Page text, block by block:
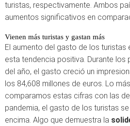
turistas, respectivamente. Ambos
aumentos significativos en
Vienen más turistas y gastan más
El aumento del gasto de los turistas
esta tendencia positiva. Durante los
del año, el gasto creció un
los 84,608 millones de euros. Lo
comparamos estas cifras con las
pandemia, el gasto de los turistas
encima. Algo que demuestra la